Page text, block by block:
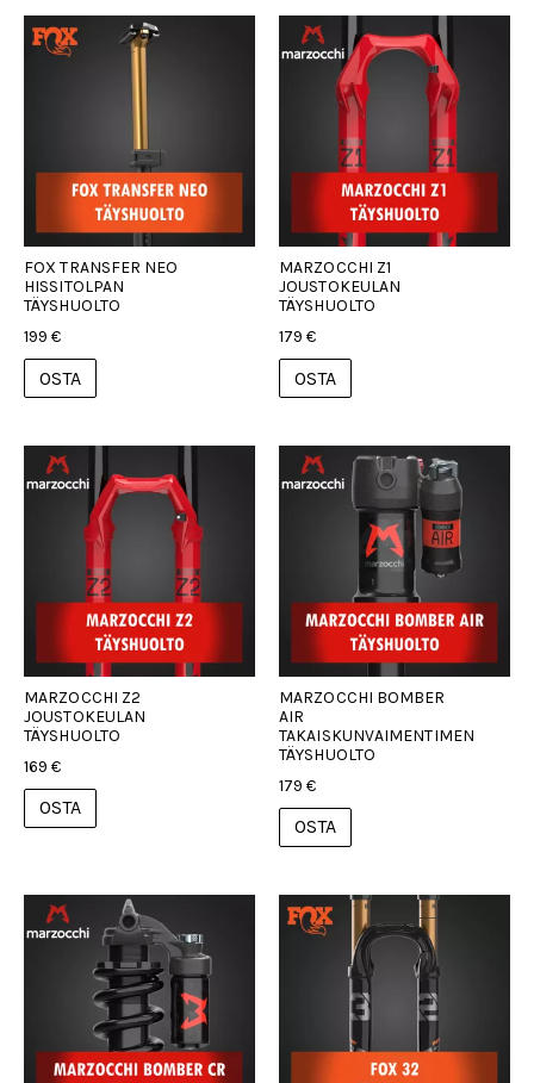
FOX TRANSFER NEO
HISSITOLPAN
TÄYSHUOLTO
199 €
OSTA
MARZOCCHI Z1
JOUSTOKEULAN
TÄYSHUOLTO
179 €
OSTA
MARZOCCHI Z2
JOUSTOKEULAN
TÄYSHUOLTO
169 €
OSTA
MARZOCCHI BOMBER
AIR
TAKAISKUNVAIMENTIMEN
TÄYSHUOLTO
179 €
OSTA